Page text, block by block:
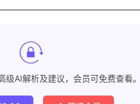
级AI解析及建议，会员可免费查看。